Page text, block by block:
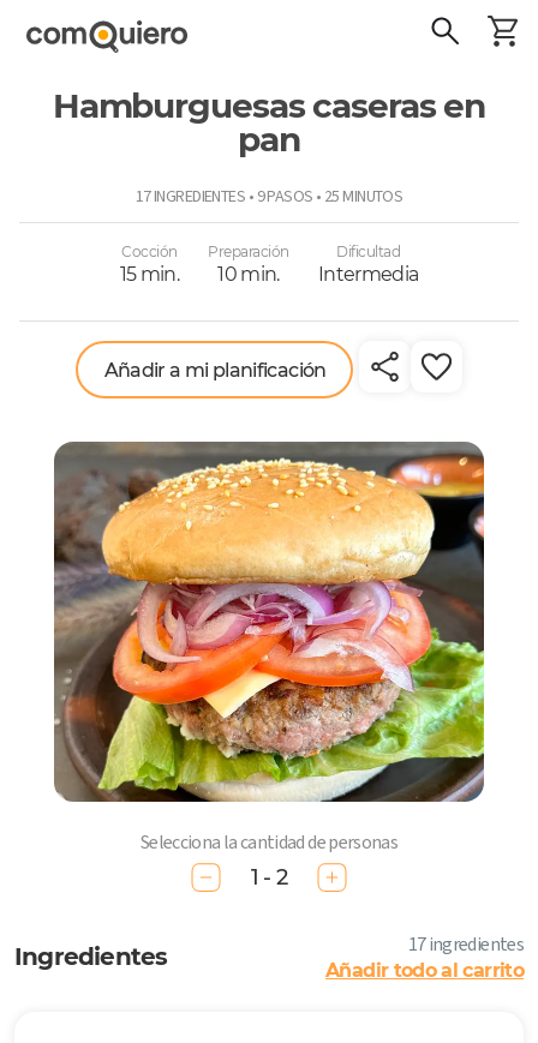
Hamburguesas caseras en
pan
17 INGREDIENTES • 9 PASOS • 25 MINUTOS
Cocción
15 min.
Preparación
10 min.
Dificultad
Intermedia
Añadir a mi planificación
Selecciona la cantidad de personas
1 - 2
Ingredientes 17 ingredientes
Añadir todo al carrito